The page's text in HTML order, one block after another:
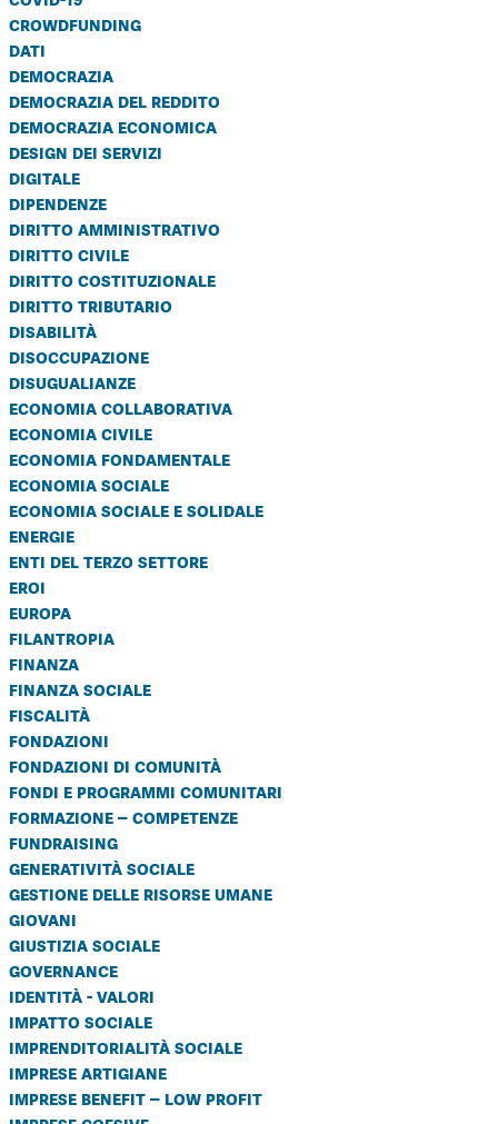
crowdfunding
dati
democrazia
democrazia del reddito
democrazia economica
design dei servizi
digitale
dipendenze
diritto amministrativo
diritto civile
diritto costituzionale
diritto tributario
disabilità
disoccupazione
disugualianze
economia collaborativa
economia civile
economia fondamentale
economia sociale
economia sociale e solidale
energie
enti del terzo settore
eroi
europa
filantropia
finanza
finanza sociale
fiscalità
fondazioni
fondazioni di comunità
fondi e programmi comunitari
formazione – competenze
fundraising
generatività sociale
gestione delle risorse umane
giovani
giustizia sociale
governance
identità - valori
impatto sociale
imprenditorialità sociale
imprese artigiane
imprese benefit – low profit